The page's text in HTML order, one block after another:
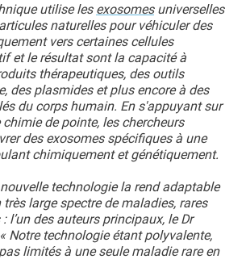
utilise les exosomesuniverselles
naturelles pour véhiculer des
vers certaines cellules
et le résultat sont la capacité à
thérapeutiques, des outils
des plasmides et plus encore à des
du corps humain. En s'appuyant sur
de pointe, les chercheurs
des exosomes spécifiques à une
chimiquement et génétiquement.
technologie la rend adaptable
très large spectre de maladies, rares
l’un des auteurs principaux, le Dr
Notre technologie étant polyvalente,
limités à une seule maladie rare en